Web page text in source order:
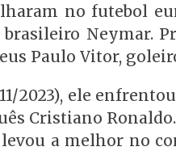
no futebol
Neymar.
Paulo Vitor,
2023), ele
Cristiano Ronaldo.
a melhor no